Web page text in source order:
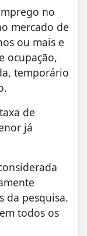
no
mercado de
ou mais e
ocupação,
temporário
de
já
da pesquisa.
todos os